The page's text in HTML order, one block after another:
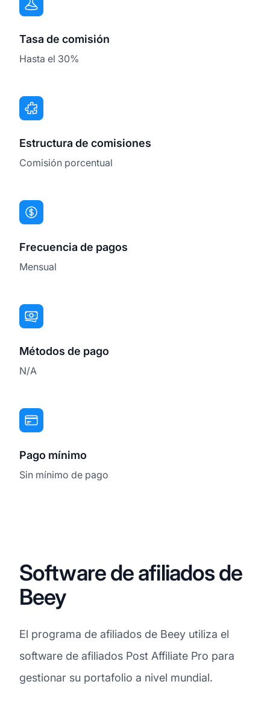
Tasa de comisión
Hasta el 30%
Estructura de comisiones
Comisión porcentual
Frecuencia de pagos
Mensual
Métodos de pago
N/A
Pago mínimo
Sin mínimo de pago
Software de afiliados de
Beey
El programa de afiliados de Beey utiliza el
software de afiliados Post Affiliate Pro para
gestionar su portafolio a nivel mundial.